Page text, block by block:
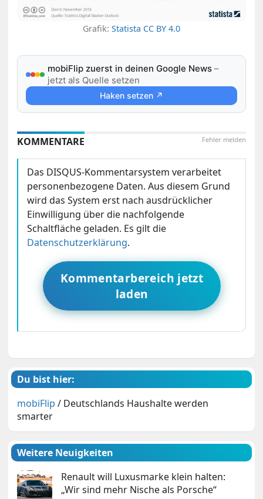
Grafik: Statista CC BY 4.0
mobiFlip zuerst in deinen Google News –
jetzt als Quelle setzen
Haken setzen ↗
Fehler melden
KOMMENTARE
Das DISQUS-Kommentarsystem verarbeitet
personenbezogene Daten. Aus diesem Grund
wird das System erst nach ausdrücklicher
Einwilligung über die nachfolgende
Schaltfläche geladen. Es gilt die
Datenschutzerklärung.
Kommentarbereich jetzt
laden
Du bist hier:
mobiFlip / Deutschlands Haushalte werden
smarter
Weitere Neuigkeiten
Renault will Luxusmarke klein halten:
„Wir sind mehr Nische als Porsche“